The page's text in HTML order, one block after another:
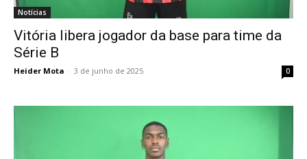
Notícias
Vitória libera jogador da base para time da
Série B
Heider Mota - 3 de junho de 2025 0